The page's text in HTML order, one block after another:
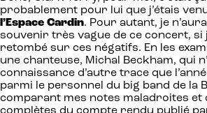
probablement pour lui que j’étais
l’Espace Cardin. Pour autant, je
souvenir très vague de ce concert, si
retombé sur ces négatifs. En les
une chanteuse, Michal Beckham, qui
connaissance d’autre trace que
parmi le personnel du big band de la
comparant mes notes maladroites et